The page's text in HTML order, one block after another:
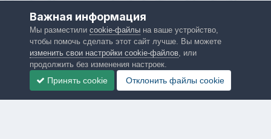
Важная информация
Мы разместили cookie-файлына ваше устройство,
чтобы помочь сделать этот сайт лучше. Вы можете
изменить свои настройки cookie-файлов, или
продолжить без изменения настроек.
Принять cookie Отклонить файлы сookie